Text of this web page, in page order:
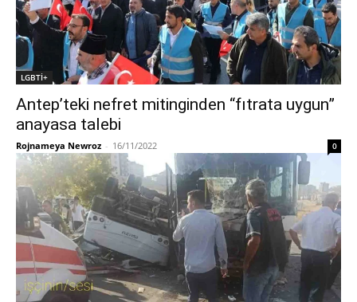
LGBTİ+
Antep’teki nefret mitinginden “fıtrata uygun”
anayasa talebi
Rojnameya Newroz - 16/11/2022 0